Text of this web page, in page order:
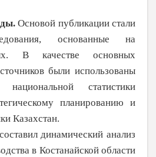
Основой публикации стали
основанные на
В качестве основных
были использованы
статистики
планированию и
Казахстан.
динамический анализ
в Костанайской области